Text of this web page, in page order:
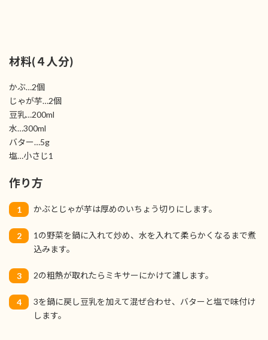
材料(４人分)
かぶ…2個
じゃが芋…2個
豆乳…200ml
水…300ml
バター…5g
塩…小さじ1
作り方
1 かぶとじゃが芋は厚めのいちょう切りにします。
2
1の野菜を鍋に入れて炒め、水を入れて柔らかくなるまで煮
込みます。
3 2の粗熱が取れたらミキサーにかけて濾します。
4
3を鍋に戻し豆乳を加えて混ぜ合わせ、バターと塩で味付け
します。